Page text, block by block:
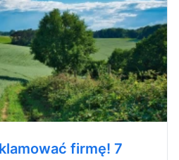
firmę! 7